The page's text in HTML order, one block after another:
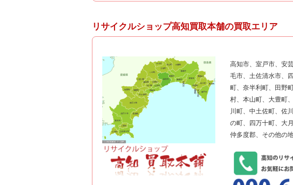
リサイクルショップ高知買取本舗の買取エリア
高知市、室戸市、安
毛市、土佐清水市、
町、奈半利町、田野
村、本山町、大豊町
川町、中土佐町、佐
の町、四万十町、大
仲多度郡、その他の